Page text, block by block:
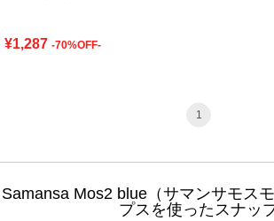
¥1,287 -70%OFF-
1
Samansa Mos2 blue（サマンサモス
プスを使ったスナッ